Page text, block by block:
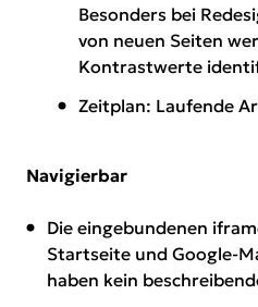
Besonders bei
von neuen Seiten
Kontrastwerte
Zeitplan: Laufende
Navigierbar
Die eingebundenen
Startseite und Google-
haben kein